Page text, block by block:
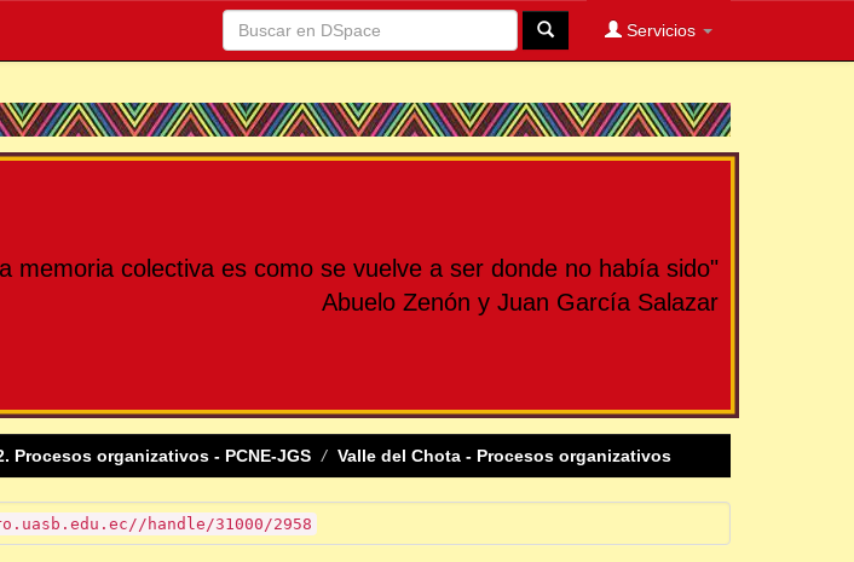
Servicios
memoria colectiva es como se vuelve a ser donde no había sido"
Abuelo Zenón y Juan García Salazar
Procesos organizativos - PCNE-JGS Valle del Chota - Procesos organizativos
handle/31000/2958